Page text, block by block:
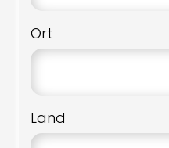
Ort
Land